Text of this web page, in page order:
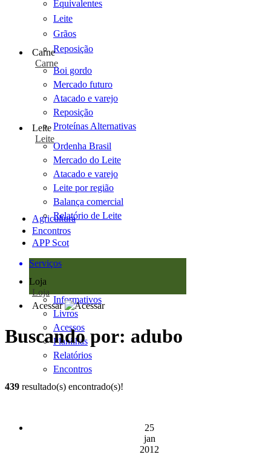
Equivalentes
Leite
Grãos
Reposição
Carne
Carne
Boi gordo
Mercado futuro
Atacado e varejo
Reposição
Proteínas Alternativas
Leite
Leite
Ordenha Brasil
Mercado do Leite
Atacado e varejo
Leite por região
Balança comercial
Relatório de Leite
Agricultura
Encontros
APP Scot
Serviços
Loja
Loja
Informativos
Livros
Acessos
Planilhas
Relatórios
Encontros
Acessar
Buscando por: adubo
439 resultado(s) encontrado(s)!
25
jan
2012